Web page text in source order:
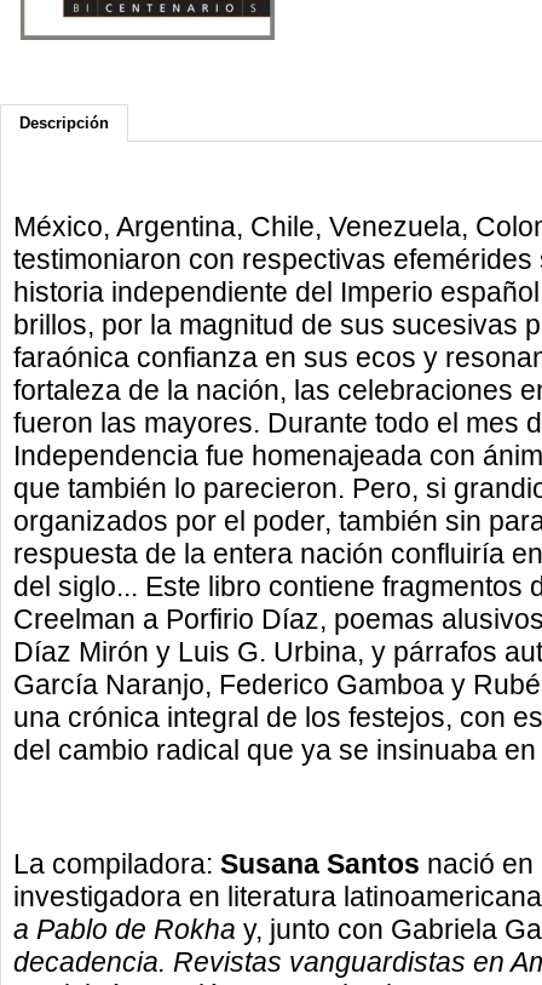
Descripción
México, Argentina, Chile, Venezuela,
testimoniaron con respectivas
historia independiente del Imperio
brillos, por la magnitud de sus sucesivas
faraónica confianza en sus ecos y
fortaleza de la nación, las celebraciones
fueron las mayores. Durante todo el mes
Independencia fue homenajeada con
que también lo parecieron. Pero, si
organizados por el poder, también sin
respuesta de la entera nación confluiría
del siglo... Este libro contiene fragmentos
Creelman a Porfirio Díaz, poemas
Díaz Mirón y Luis G. Urbina, y párrafos
García Naranjo, Federico Gamboa y
una crónica integral de los festejos, con
del cambio radical que ya se insinuaba
La compiladora: Susana Santos nació en
investigadora en literatura
a Pablo de Rokha y, junto con Gabriela
decadencia. Revistas vanguardistas en